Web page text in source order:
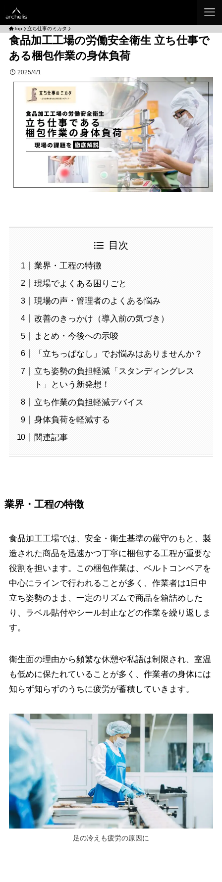
Top 立ち仕事のミカタ
食品加工工場の労働安全衛生 立ち仕事で
ある梱包作業の身体負荷
2025/4/1
目次
業界・工程の特徴
現場でよくある困りごと
現場の声・管理者のよくある悩み
改善のきっかけ（導入前の気づき）
まとめ・今後への示唆
「立ちっぱなし」でお悩みはありませんか？
立ち姿勢の負担軽減「スタンディングレス
ト」という新発想！
立ち作業の負担軽減デバイス
身体負荷を軽減する
関連記事
業界・工程の特徴
食品加工工場では、安全・衛生基準の厳守のもと、製
造された商品を迅速かつ丁寧に梱包する工程が重要な
役割を担います。この梱包作業は、ベルトコンベアを
中心にラインで行われることが多く、作業者は1日中
立ち姿勢のまま、一定のリズムで商品を箱詰めした
り、ラベル貼付やシール封止などの作業を繰り返しま
す。
衛生面の理由から頻繁な休憩や私語は制限され、室温
も低めに保たれていることが多く、作業者の身体には
知らず知らずのうちに疲労が蓄積していきます。
足の冷えも疲労の原因に